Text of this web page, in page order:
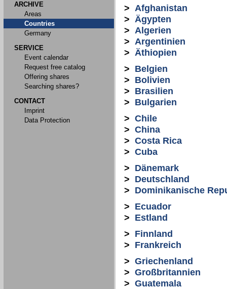
ARCHIVE
Areas
Countries
Germany
SERVICE
Event calendar
Request free catalog
Offering shares
Searching shares?
CONTACT
Imprint
Data Protection
> Afghanistan
> Ägypten
> Algerien
> Argentinien
> Äthiopien
> Belgien
> Bolivien
> Brasilien
> Bulgarien
> Chile
> China
> Costa Rica
> Cuba
> Dänemark
> Deutschland
> Dominikanische
> Ecuador
> Estland
> Finnland
> Frankreich
> Griechenland
> Großbritannien
> Guatemala